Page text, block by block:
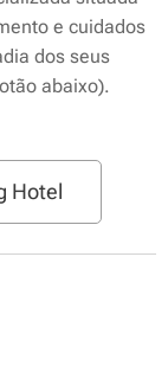
e cuidados
dos seus
abaixo).
Hotel